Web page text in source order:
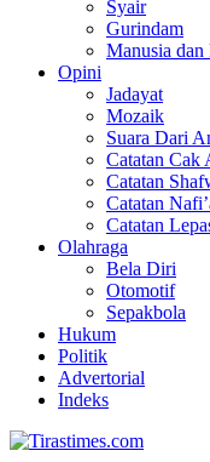
Syair
Gurindam
Manusia dan
Opini
Jadayat
Mozaik
Suara Dari
Catatan Cak
Catatan
Catatan
Catatan
Olahraga
Bela Diri
Otomotif
Sepakbola
Hukum
Politik
Advertorial
Indeks